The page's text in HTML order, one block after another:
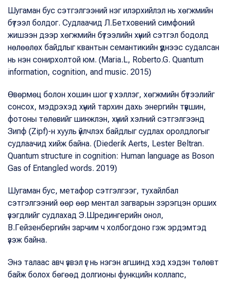
Шугаман бус сэтгэлгээний нэг илэрхийлэл нь хөгжмийн
бүтээл болдог. Судлаачид Л.Бетховений симфоний
жишээн дээр хөгжмийн бүтээлийн хүний сэтгэл бодолд
нөлөөлөх байдлыг квантын семантикийн үүднээс судалсан
нь нэн сонирхолтой юм. (Maria.L, Roberto.G. Quantum
information, cognition, and music. 2015)
Өвөрмөц болон хошин шог үг хэллэг, хөгжмийн бүтээлийг
сонсох, мэдрэхэд хүний тархин дахь энергийн түвшин,
фотоны төлөвийг шинжлэн, хүний хэлний сэтгэлгээнд
Зипф (Zipf)-н хууль үйлчлэх байдлыг судлах оролдлогыг
судлаачид хийж байна. (Diederik Aerts, Lester Beltran.
Quantum structure in cognition: Human language as Boson
Gas of Entangled words. 2019)
Шугаман бус, метафор сэтгэлгээг, тухайлбал
сэтгэлгээний өөр өөр ментал загварын зэрэгцэн орших
үзэгдлийг судлахад Э.Шредингерийн онол,
В.Гейзенбергийн зарчим ч холбогдоно гэж эрдэмтэд
үзэж байна.
Энэ талаас авч үзвэл үг нь нэгэн агшинд хэд хэдэн төлөвт
байж болох бөгөөд долгионы функцийн коллапс,